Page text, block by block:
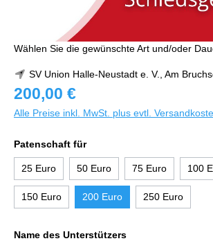
Wählen Sie die gewünschte Art und/oder
SV Union Halle-Neustadt e. V., Am
200,00 €
Alle Preise inkl. MwSt. plus evtl.
Patenschaft für
25 Euro 50 Euro 75 Euro 100
150 Euro 200 Euro 250 Euro
Name des Unterstützers